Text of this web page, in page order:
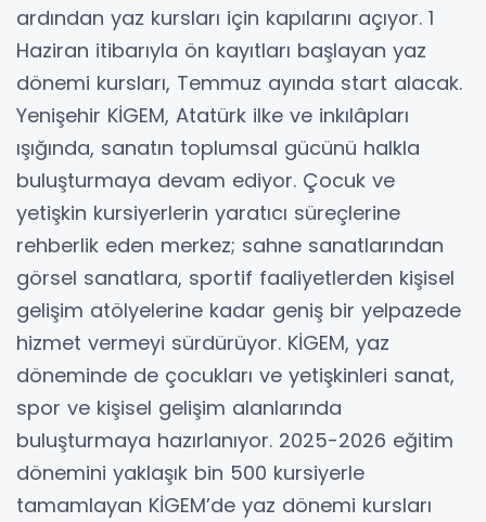
ardından yaz kursları için kapılarını açıyor. 1
Haziran itibarıyla ön kayıtları başlayan yaz
dönemi kursları, Temmuz ayında start alacak.
Yenişehir KİGEM, Atatürk ilke ve inkılâpları
ışığında, sanatın toplumsal gücünü halkla
buluşturmaya devam ediyor. Çocuk ve
yetişkin kursiyerlerin yaratıcı süreçlerine
rehberlik eden merkez; sahne sanatlarından
görsel sanatlara, sportif faaliyetlerden kişisel
gelişim atölyelerine kadar geniş bir yelpazede
hizmet vermeyi sürdürüyor. KİGEM, yaz
döneminde de çocukları ve yetişkinleri sanat,
spor ve kişisel gelişim alanlarında
buluşturmaya hazırlanıyor. 2025-2026 eğitim
dönemini yaklaşık bin 500 kursiyerle
tamamlayan KİGEM’de yaz dönemi kursları